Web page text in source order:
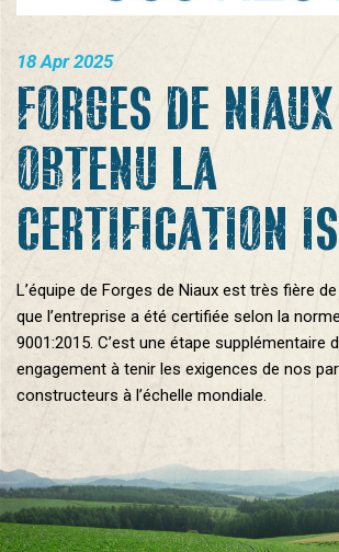
18 Apr 2025
FORGES DE
OBTENU LA
CERTIFICATION
L’équipe de Forges de Niaux est très fière
que l’entreprise a été certifiée selon la
9001:2015. C’est une étape supplémentaire
engagement à tenir les exigences de nos
constructeurs à l’échelle mondiale.